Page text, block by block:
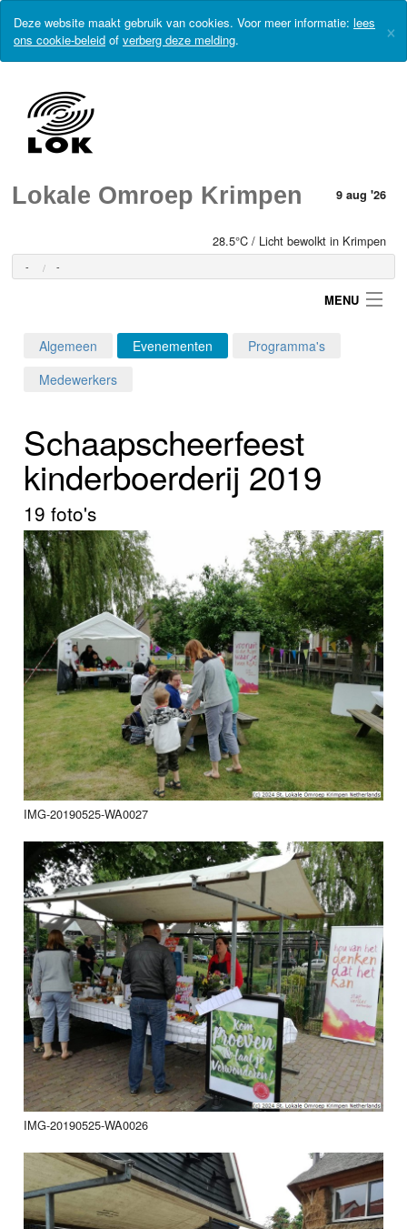
Deze website maakt gebruik van cookies. Voor meer informatie: lees
ons cookie-beleid of verberg deze melding. ×
Lokale Omroep Krimpen 9 aug '26
28.5°C / Licht bewolkt in Krimpen
- -
MENU
Programma's
Nieuws
Foto's
Video
Webcam
Info
Algemeen Evenementen
Programma's
Medewerkers
Schaapscheerfeest
kinderboerderij 2019
19 foto's
IMG-20190525-WA0027
IMG-20190525-WA0026